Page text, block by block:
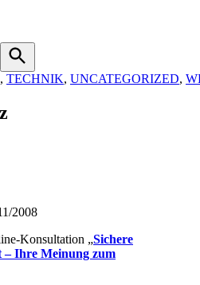
Search
, TECHNIK, UNCATEGORIZED,
2008
Konsultation „Sichere
Ihre Meinung zum